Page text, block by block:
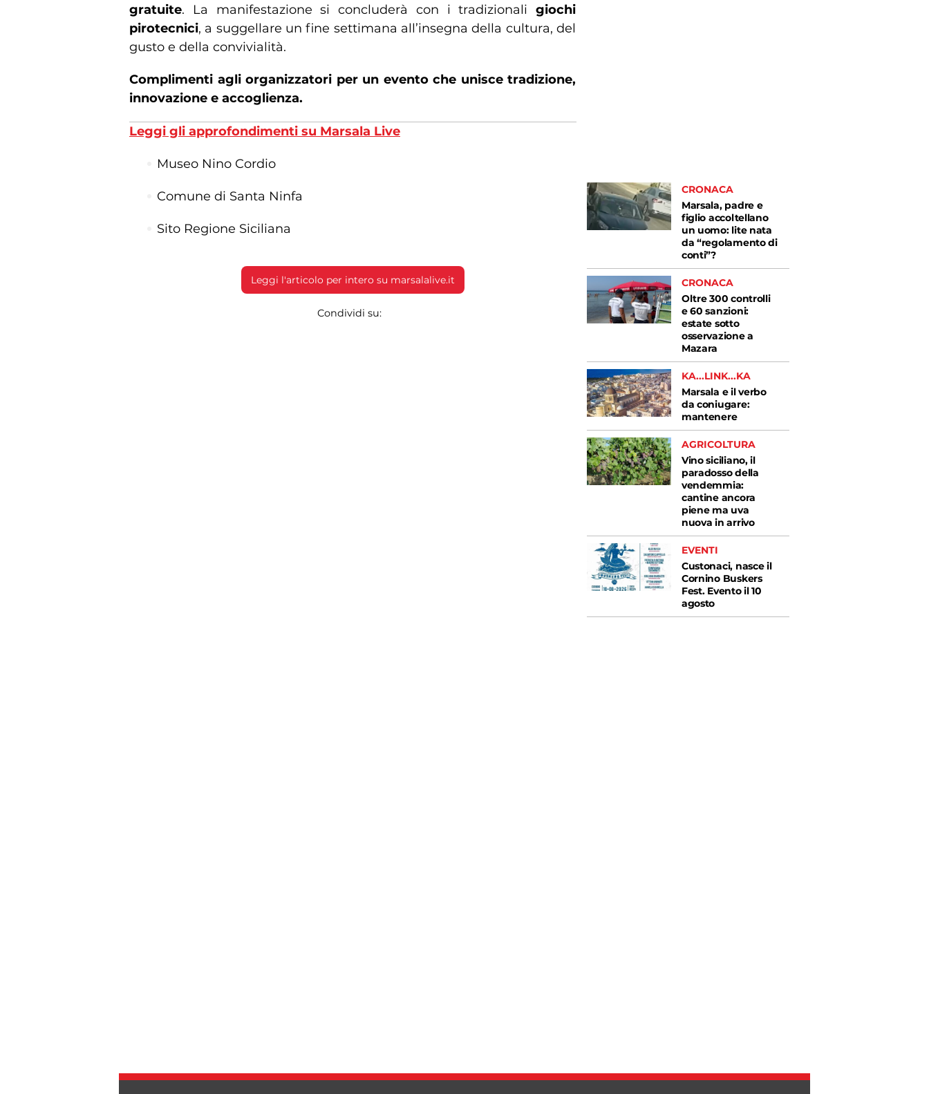
gratuite. La manifestazione si concluderà con i tradizionali giochi
pirotecnici, a suggellare un fine settimana all’insegna della cultura, del
gusto e della convivialità.
Complimenti agli organizzatori per un evento che unisce tradizione,
innovazione e accoglienza.
Leggi gli approfondimenti su Marsala Live
Museo Nino Cordio
Comune di Santa Ninfa
Sito Regione Siciliana
Leggi l'articolo per intero su marsalalive.it
Condividi su:
CRONACA
Marsala, padre e
figlio accoltellano
un uomo: lite nata
da “regolamento di
conti”?
CRONACA
Oltre 300 controlli
e 60 sanzioni:
estate sotto
osservazione a
Mazara
KA...LINK...KA
Marsala e il verbo
da coniugare:
mantenere
AGRICOLTURA
Vino siciliano, il
paradosso della
vendemmia:
cantine ancora
piene ma uva
nuova in arrivo
EVENTI
Custonaci, nasce il
Cornino Buskers
Fest. Evento il 10
agosto